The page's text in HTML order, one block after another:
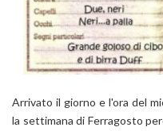
Arrivato il giorno e l'ora del
la settimana di Ferragosto